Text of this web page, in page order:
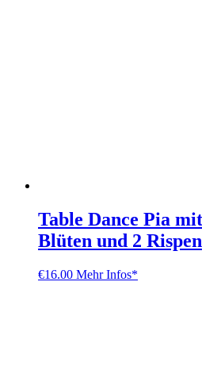
Table Dance Pia
Blüten und 2 Rispen
€16.00 Mehr Infos*